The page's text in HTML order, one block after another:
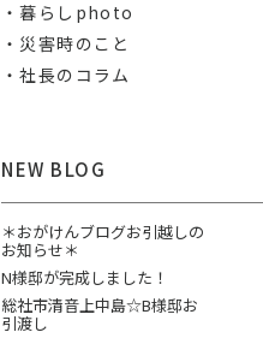
暮らしphoto
災害時のこと
社長のコラム
NEW BLOG
＊おがけんブログお引越しの
お知らせ＊
N様邸が完成しました！
総社市清音上中島☆B様邸お
引渡し